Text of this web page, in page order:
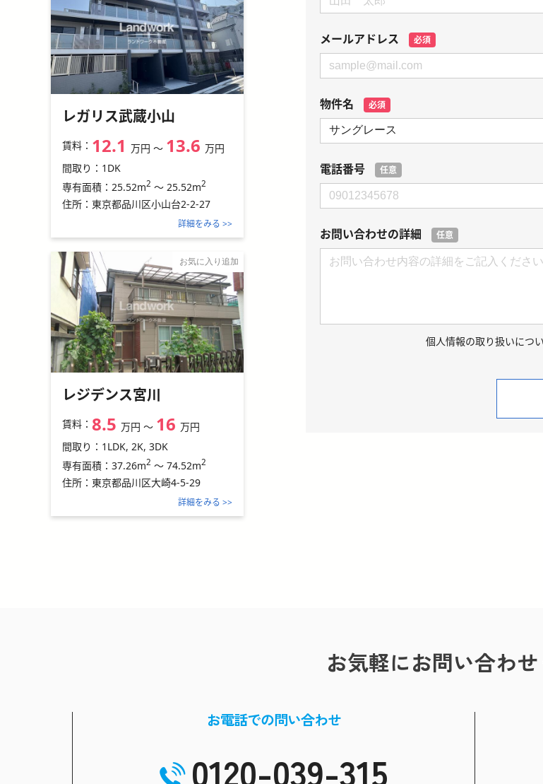
メールアドレス 必須
物件名 必須
電話番号 任意
お問い合わせの詳細 任意
個人情報の取り扱いにつ
レガリス武蔵小山
賃料： 12.1 万円 〜 13.6 万円
間取り： 1DK
専有面積： 25.52m2 ～ 25.52m2
住所： 東京都品川区小山台2-2-27
詳細をみる >>
お気に入り追加
レジデンス宮川
賃料： 8.5 万円 〜 16 万円
間取り： 1LDK, 2K, 3DK
専有面積： 37.26m2 ～ 74.52m2
住所： 東京都品川区大崎4-5-29
詳細をみる >>
お気軽にお問い合わ
お電話での問い合わせ
0120-039-315